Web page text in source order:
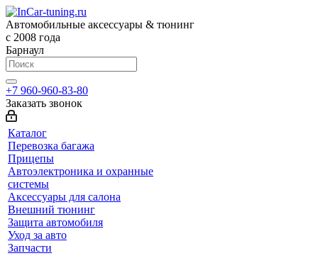
Автомобильные аксессуары & тюнинг
с 2008 года
Барнаул
+7 960-960-83-80
Заказать звонок
Каталог
Перевозка багажа
Прицепы
Автоэлектроника и охранные
системы
Аксессуары для салона
Внешний тюнинг
Защита автомобиля
Уход за авто
Запчасти